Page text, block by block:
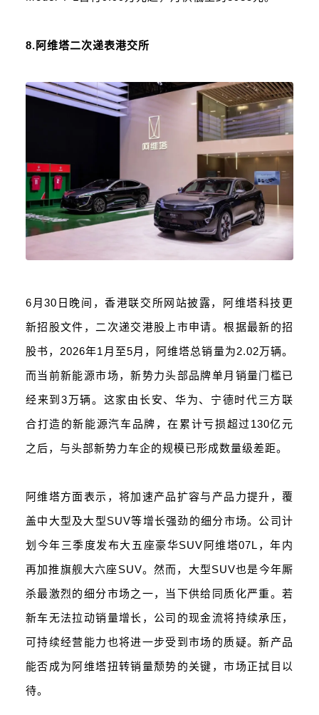
8.阿维塔二次递表港交所
6月30日晚间，香港联交所网站披露，阿维塔科技更
新招股文件，二次递交港股上市申请。根据最新的招
股书，2026年1月至5月，阿维塔总销量为2.02万辆。
而当前新能源市场，新势力头部品牌单月销量门槛已
经来到3万辆。这家由长安、华为、宁德时代三方联
合打造的新能源汽车品牌，在累计亏损超过130亿元
之后，与头部新势力车企的规模已形成数量级差距。
阿维塔方面表示，将加速产品扩容与产品力提升，覆
盖中大型及大型SUV等增长强劲的细分市场。公司计
划今年三季度发布大五座豪华SUV阿维塔07L，年内
再加推旗舰大六座SUV。然而，大型SUV也是今年厮
杀最激烈的细分市场之一，当下供给同质化严重。若
新车无法拉动销量增长，公司的现金流将持续承压，
可持续经营能力也将进一步受到市场的质疑。新产品
能否成为阿维塔扭转销量颓势的关键，市场正拭目以
待。